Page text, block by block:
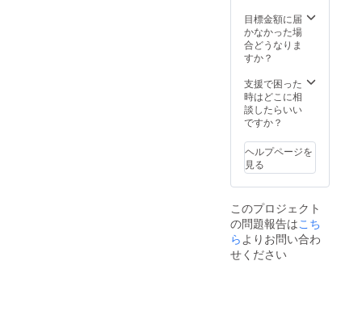
のお食
事や、
お弁
当、
ング教
室など
は全て
予約制
でメー
ルかお
電話に
て、予
りま
す。 店
舗運営
後は公
式LINE
目標金額に届
かなかった場
合どうなりま
すか？
支援で困った
時はどこに相
談したらいい
ですか？
ヘルプページを
見る
このプロジェクト
の問題報告はこち
ら よりお問い合わ
せください